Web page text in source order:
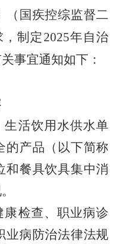
（ 国疾控综监督二
，制定 2025年自治
事宜通知如下：
活饮用水供水单
的产品（以下简称
和餐具饮具集中消
检查、职业病诊
业病防治法律法规